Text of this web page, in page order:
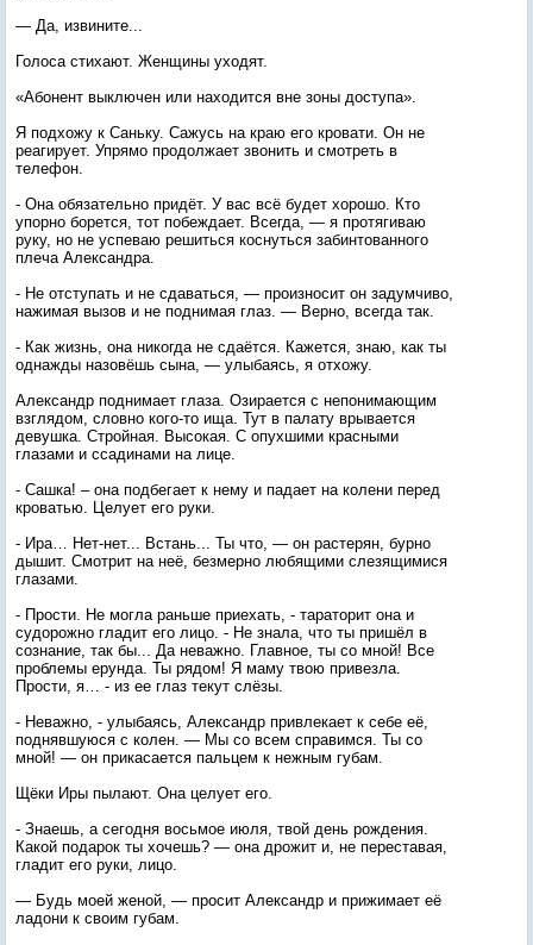
— Да, извините...
Голоса стихают. Женщины уходят.
«Абонент выключен или находится вне зоны доступа».
Я подхожу к Саньку. Сажусь на краю его кровати. Он не
реагирует. Упрямо продолжает звонить и смотреть в
телефон.
- Она обязательно придёт. У вас всё будет хорошо. Кто
упорно борется, тот побеждает. Всегда, — я протягиваю
руку, но не успеваю решиться коснуться забинтованного
плеча Александра.
- Не отступать и не сдаваться, — произносит он задумчиво,
нажимая вызов и не поднимая глаз. — Верно, всегда так.
- Как жизнь, она никогда не сдаётся. Кажется, знаю, как ты
однажды назовёшь сына, — улыбаясь, я отхожу.
Александр поднимает глаза. Озирается с непонимающим
взглядом, словно кого-то ища. Тут в палату врывается
девушка. Стройная. Высокая. С опухшими красными
глазами и ссадинами на лице.
- Сашка! – она подбегает к нему и падает на колени перед
кроватью. Целует его руки.
- Ира… Нет-нет... Встань... Ты что, — он растерян, бурно
дышит. Смотрит на неё, безмерно любящими слезящимися
глазами.
- Прости. Не могла раньше приехать, - тараторит она и
судорожно гладит его лицо. - Не знала, что ты пришёл в
сознание, так бы... Да неважно. Главное, ты со мной! Все
проблемы ерунда. Ты рядом! Я маму твою привезла.
Прости, я… - из ее глаз текут слёзы.
- Неважно, - улыбаясь, Александр привлекает к себе её,
поднявшуюся с колен. — Мы со всем справимся. Ты со
мной! — он прикасается пальцем к нежным губам.
Щёки Иры пылают. Она целует его.
- Знаешь, а сегодня восьмое июля, твой день рождения.
Какой подарок ты хочешь? — она дрожит и, не переставая,
гладит его руки, лицо.
— Будь моей женой, — просит Александр и прижимает её
ладони к своим губам.